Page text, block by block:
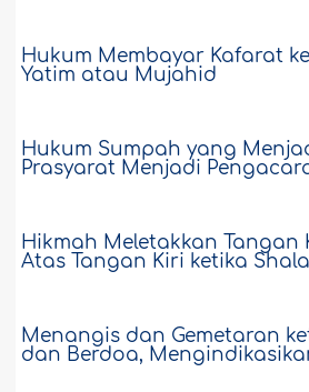
Hukum Membayar Kafarat
Yatim atau Mujahid
Hukum Sumpah yang
Prasyarat Menjadi
Hikmah Meletakkan Tangan
Atas Tangan Kiri ketika
Menangis dan Gemetaran
dan Berdoa,